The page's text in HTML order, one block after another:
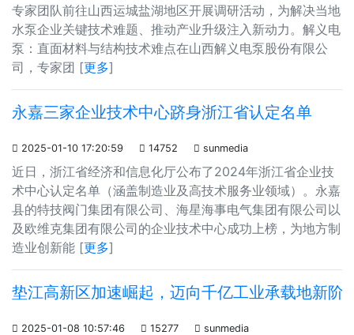
专家团队前往山西运城盐湖地区开展调研活动，为解决当地
水泵企业关键技术难题、推动产业升级注入新动力。解义电
泵：直面材料与结构技术难点在山西解义电泵股份有限公
司，专家团 [更多]
永嘉三家企业技术中心跻身浙江省认定名单
 2025-01-10 17:20:59  14752  sunmedia
近日，浙江省经济和信息化厅公布了2024年浙江省企业技
术中心认定名单（涵盖制造业及高技术服务业领域）。永嘉
县的特技阀门集团有限公司、海星海事电气集团有限公司以
及欧维克集团有限公司的企业技术中心成功上榜，为地方制
造业创新能 [更多]
垫江高新区加速崛起，迈向千亿工业承载地新阶
 2025-01-08 10:57:46  15277  sunmedia